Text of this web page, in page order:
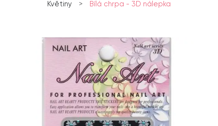
Květiny
> Bílá chrpa - 3D nálepka